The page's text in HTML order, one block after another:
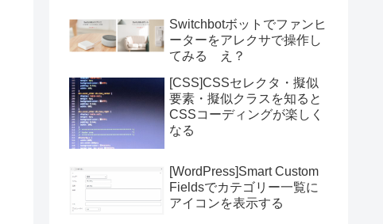
Switchbotボットでファンヒ
ーターをアレクサで操作し
てみる え？
[CSS]CSSセレクタ・擬似
要素・擬似クラスを知ると
CSSコーディングが楽しく
なる
[WordPress]Smart Custom
Fieldsでカテゴリー一覧に
アイコンを表示する